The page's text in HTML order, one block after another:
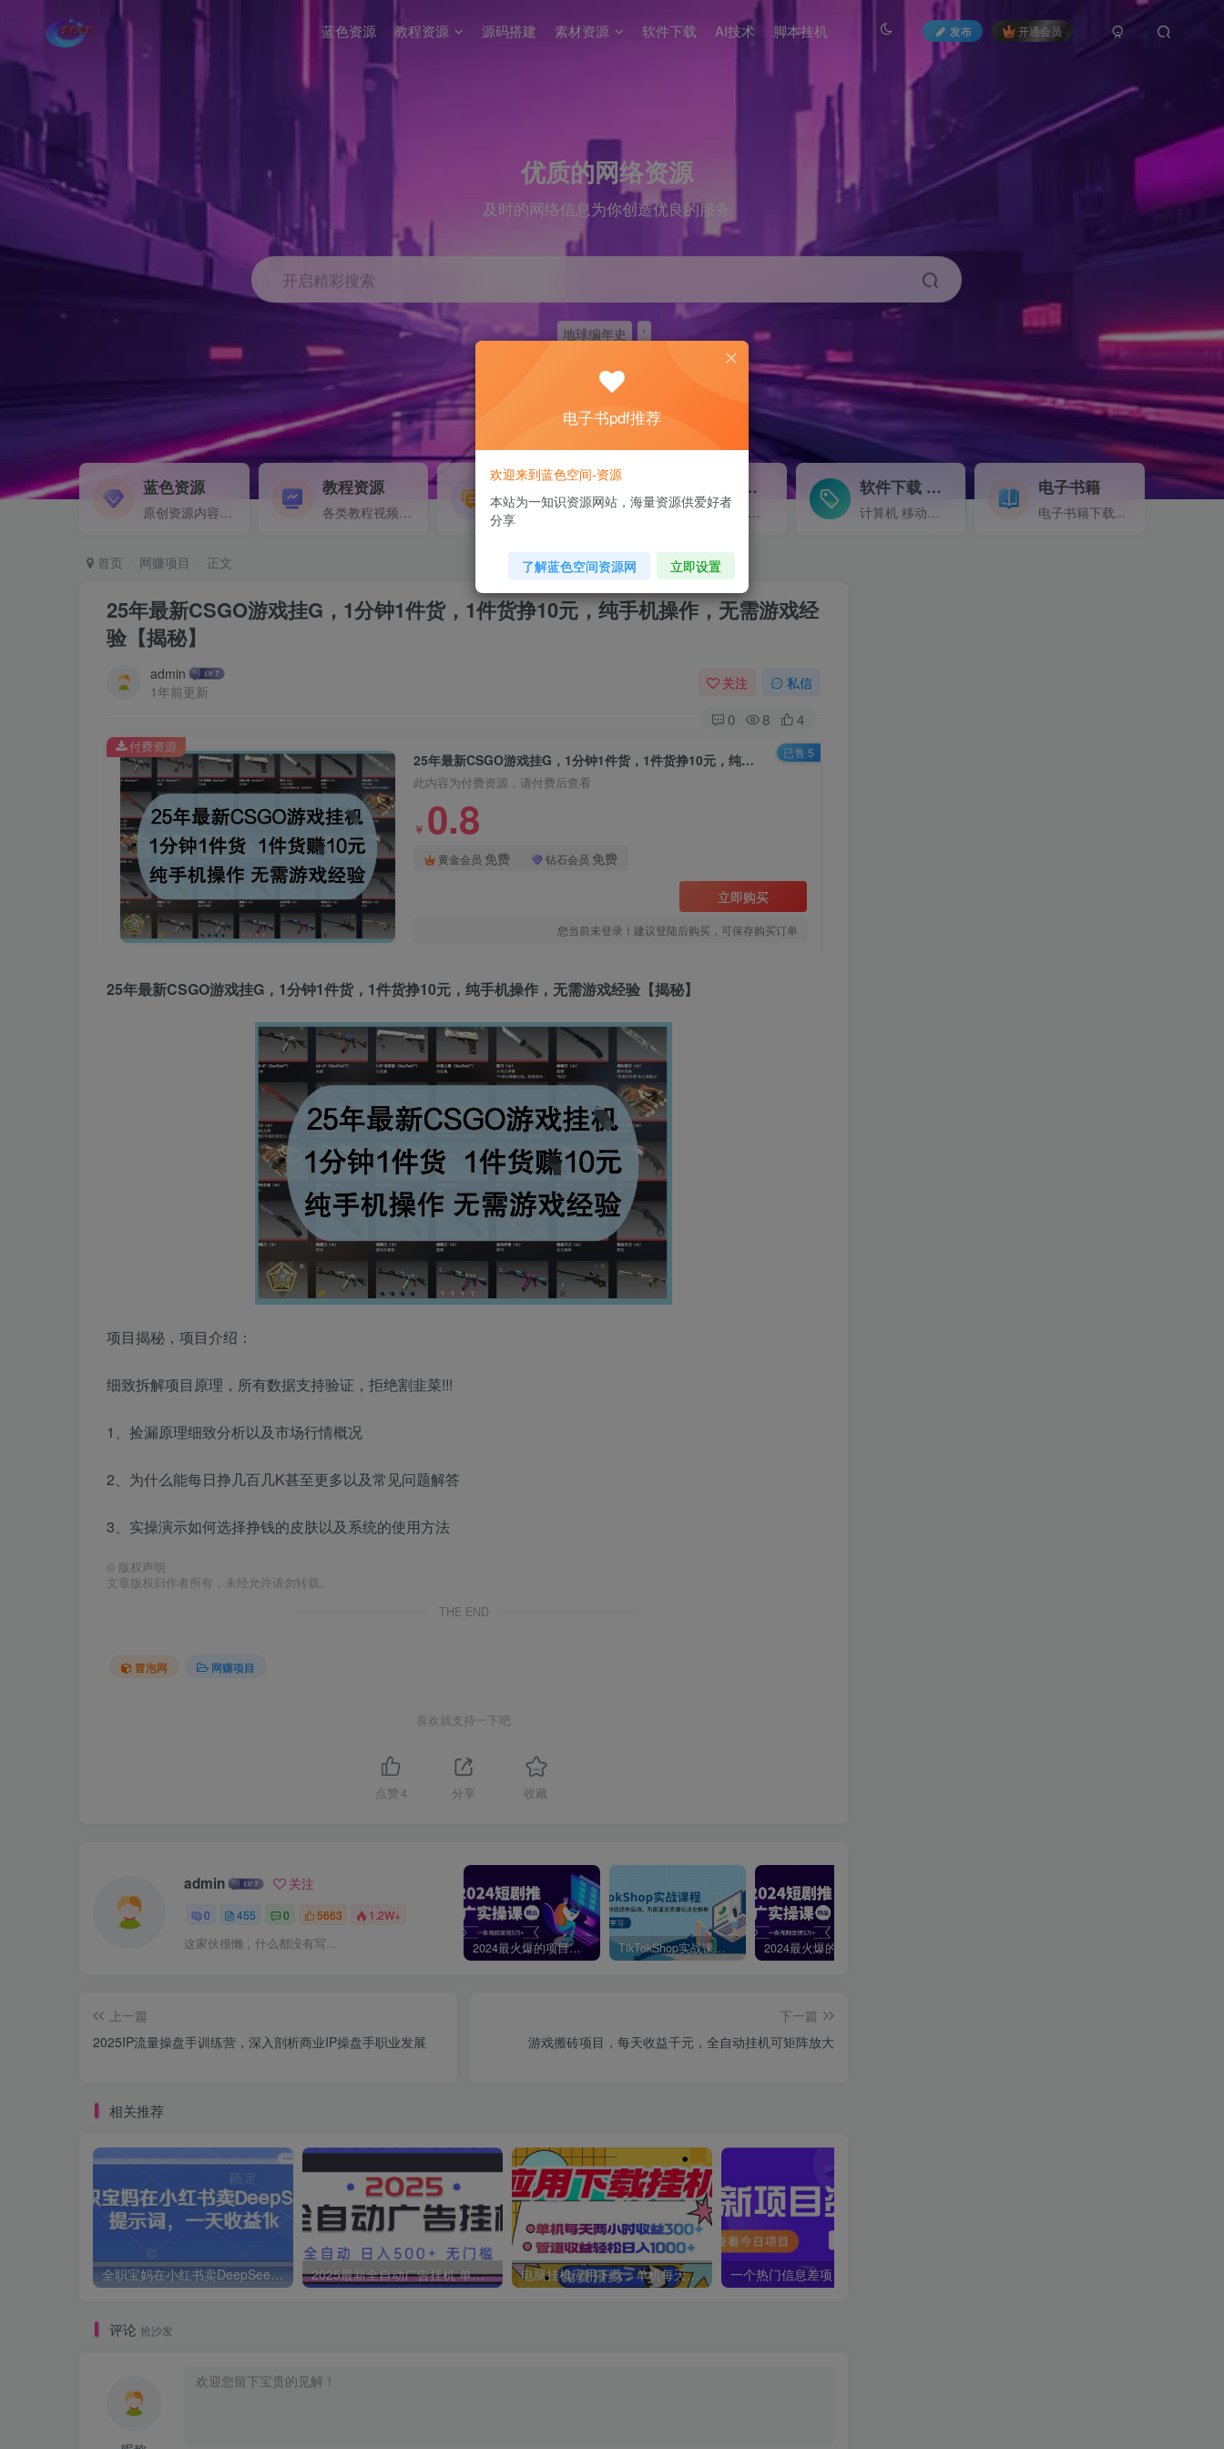
发布 开通会员
蓝色资源 教程资源 源码搭建 素材资源 软件下载 AI技术 脚本挂机
优质的网络资源
及时的网络信息为你创造优良的服务
开启精彩搜索
地球编年史 '
蓝色资源
原创资源内容精选...
教程资源
各类教程视频音频等资源...
源码搭建
各类源码搭建...
素材资源NEW
海量素材,资源分享...
软件下载GO
计算机 移动设备 软件下载....
电子书籍
电子书籍下载...
首页 网赚项目 正文
25年最新CSGO游戏挂G，1分钟1件货，1件货挣10元，纯手机操作，无需游戏经
验【揭秘】
admin
1年前更新
关注 私信
0 8 4
25年最新CSGO游戏挂G，1分钟1件货，1件货挣10元，纯手机操作，无需游戏经验【揭秘】
此内容为付费资源，请付费后查看
￥ 0.8
黄金会员 免费 钻石会员 免费
立即购买
您当前未登录！建议登陆后购买，可保存购买订单
付费资源 已售 5
25年最新CSGO游戏挂G，1分钟1件货，1件货挣10元，纯手机操作，无需游戏经验【揭秘】
项目揭秘，项目介绍：
细致拆解项目原理，所有数据支持验证，拒绝割韭菜!!!
1、捡漏原理细致分析以及市场行情概况
2、为什么能每日挣几百几K甚至更多以及常见问题解答
3、实操演示如何选择挣钱的皮肤以及系统的使用方法
© 版权声明
文章版权归作者所有，未经允许请勿转载。
THE END
冒泡网 网赚项目
喜欢就支持一下吧
点赞 4 分享 收藏
admin 关注
0 455 0 5663 1.2W+
这家伙很懒，什么都没有写... 2024最火爆的项目短剧推广实操课，一条视频变现5万+【附软件工具】 TikTokShop实战课程，手把手教你低成本启动，东南亚无货源玩法全解析
上一篇
2025IP流量操盘手训练营，深入剖析商业IP操盘手职业发展
下一篇
游戏搬砖项目，每天收益千元，全自动挂机可矩阵放大
相关推荐
全职宝妈在小红书卖DeepSeek提示词，一天收益1k 2025最新全自动广告挂机 单机500+实操分享 小白可无脑操作 电脑挂机应用下载，单机每天俩小时300+管道收益每天轻松日入1000+
评论 抢沙发
电子书pdf推荐
欢迎来到蓝色空间-资源
本站为一知识资源网站，海量资源供爱好者
分享
了解蓝色空间资源网 立即设置